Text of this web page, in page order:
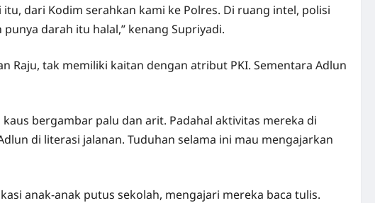
dari Kodim serahkan kami ke Polres. Di ruang intel, polisi
darah itu halal,” kenang Supriyadi.
Raju, tak memiliki kaitan dengan atribut PKI. Sementara Adlun
bergambar palu dan arit. Padahal aktivitas mereka di
di literasi jalanan. Tuduhan selama ini mau mengajarkan
anak-anak putus sekolah, mengajari mereka baca tulis.